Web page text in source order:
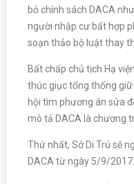
bỏ chính sách DACA
người nhập cư bất hợp
soạn thảo bộ luật thay
Bất chấp chủ tịch Hạ
thúc giục tổng thống
hội tìm phương án sửa
mô tả DACA là chương
Thứ nhất, Sở Di Trú sẽ
DACA từ ngày 5/9/2017.